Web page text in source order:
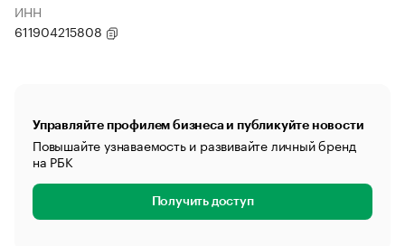
ИНН
611904215808
Управляйте профилем бизнеса и публикуйте новости
Повышайте узнаваемость и развивайте личный бренд
на РБК
Получить доступ